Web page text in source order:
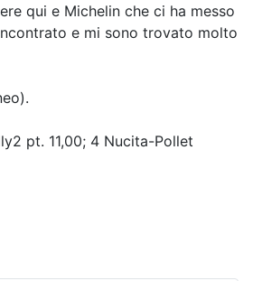
qui e Michelin che ci ha messo
e mi sono trovato molto
pt. 11,00; 4 Nucita-Pollet